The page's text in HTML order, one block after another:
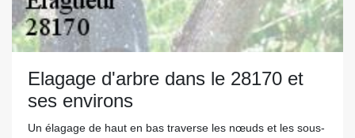
Elagage d'arbre dans le 28170 et
ses environs
Un élagage de haut en bas traverse les nœuds et les sous-